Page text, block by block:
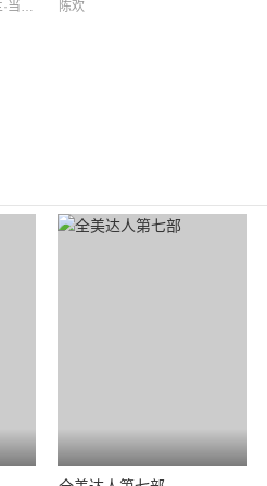
Anthony McPartlin / 德科兰·当纳利 陈欢